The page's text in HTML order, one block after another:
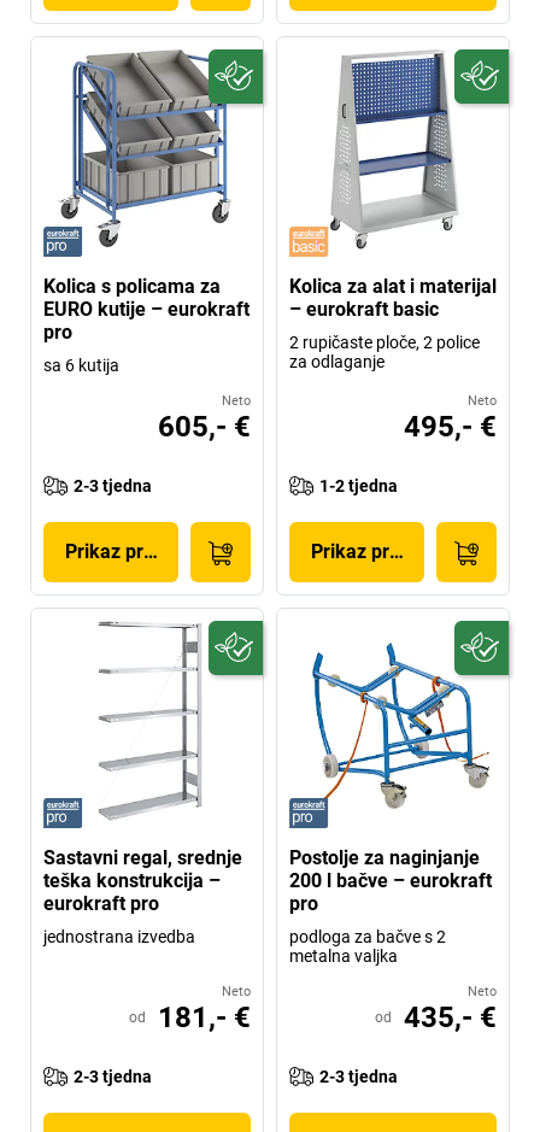
Kolica s policama za
EURO kutije – eurokraft
pro
sa 6 kutija
Neto
605,- €
2-3 tjedna
Prikaz proizvoda
Kolica za alat i materijal
– eurokraft basic
2 rupičaste ploče, 2 police
za odlaganje
Neto
495,- €
1-2 tjedna
Prikaz proizvoda
Sastavni regal, srednje
teška konstrukcija –
eurokraft pro
jednostrana izvedba
Neto
od 181,- €
2-3 tjedna
Postolje za naginjanje
200 l bačve – eurokraft
pro
podloga za bačve s 2
metalna valjka
Neto
od 435,- €
2-3 tjedna